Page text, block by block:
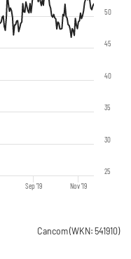
Sep '19 Nov '19
25
30
35
40
45
50
Cancom(WKN: 541910)